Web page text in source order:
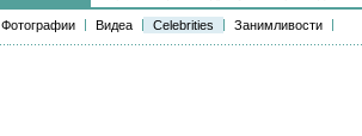
Фотографии Видеа Celebrities Занимливости